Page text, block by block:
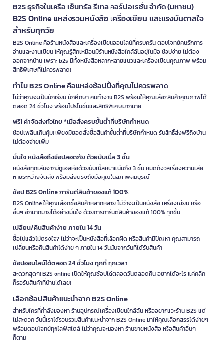
B2S ธุรกิจในเครือ เซ็นทรัล รีเทล คอร์ปอเรชั่น จำกัด (มหาชน)
B2S Online แหล่งรวมหนังสือ เครื่องเขียน และแรงบันดาลใจ
สำหรับทุกวัย
B2S Online คือร้านหนังสือและเครื่องเขียนออนไลน์ที่ครบครัน ตอบโจทย์คนรักการ
อ่านและงานเขียน ให้คุณรู้สึกเหมือนมีร้านหนังสือใกล้ฉันอยู่ในมือ ช้อปง่าย ไม่ต้อง
ออกจากบ้าน เพราะ b2s มีทั้งหนังสือหลากหลายแนวและเครื่องเขียนคุณภาพ พร้อม
สิทธิพิเศษที่ไม่ควรพลาด!
ทำไม B2S Online คือแหล่งช้อปปิ้งที่คุณไม่ควรพลาด
ไม่ว่าคุณจะเป็นนักเรียน นักศึกษา คนทำงาน B2S พร้อมให้คุณเลือกสินค้าคุณภาพได้
ตลอด 24 ชั่วโมง พร้อมโปรโมชั่นและสิทธิพิเศษมากมาย
ฟรี! ค่าจัดส่งทั่วไทย *เมื่อสั่งครบขั้นต่ำที่บริษัทกำหนด
ช้อปเพลินเกินคุ้ม! เพียงมียอดสั่งซื้อสินค้าขั้นต่ำที่บริษัทกำหนด รับสิทธิ์ส่งฟรีถึงบ้าน
ไม่ต้องจ่ายเพิ่ม
มั่นใจ หนังสือถึงมือปลอดภัย ด้วยบับเบิ้ล 3 ชั้น
หนังสือทุกเล่มจากบีทูเอสห่อด้วยบับเบิ้ลหนาแน่นถึง 3 ชั้น หมดกังวลเรื่องความเสีย
หายระหว่างจัดส่ง พร้อมส่งตรงถึงมือคุณในสภาพสมบูรณ์
ช้อป B2S Online การันตีสินค้าของแท้ 100%
B2S Online ให้คุณเลือกซื้อสินค้าหลากหลาย ไม่ว่าจะเป็นหนังสือ เครื่องเขียน หรือ
อื่นๆ อีกมากมายได้อย่างมั่นใจ ด้วยการการันตีสินค้าของแท้ 100% ทุกชิ้น
เปลี่ยน/คืนสินค้าง่าย ภายใน 14 วัน
ซื้อไปแล้วไม่ตรงใจ? ไม่ว่าจะเป็นหนังสือที่เลือกผิด หรือสินค้ามีปัญหา คุณสามารถ
เปลี่ยนหรือคืนสินค้าได้ง่าย ๆ ภายใน 14 วันนับจากวันที่ได้รับสินค้า
ช้อปออนไลน์ได้ตลอด 24 ชั่วโมง ทุกที่ ทุกเวลา
สะดวกสุดๆ! B2S online เปิดให้คุณช้อปได้ตลอดวันตลอดคืน อยากได้อะไร แค่คลิก
ก็รอรับสินค้าที่บ้านได้เลย!
เลือกช้อปสินค้าแนะนำจาก B2S Online
สำหรับใครที่กำลังมองหา ร้านอุปกรณ์เครื่องเขียนใกล้ฉัน หรืออยากแวะร้าน B2S แต่
ไม่สะดวก วันนี้เราได้รวบรวมสินค้าแนะนำจาก B2S Online มาให้คุณเลือกสรรได้ง่ายๆ
พร้อมตอบโจทย์ทุกไลฟ์สไตล์ ไม่ว่าคุณจะมองหา ร้านขายหนังสือ หรือสินค้าอื่นๆ
ก็ตาม